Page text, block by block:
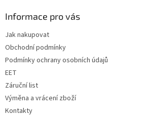
Informace pro vás
Jak nakupovat
Obchodní podmínky
Podmínky ochrany osobních údajů
EET
Záruční list
Výměna a vrácení zboží
Kontakty